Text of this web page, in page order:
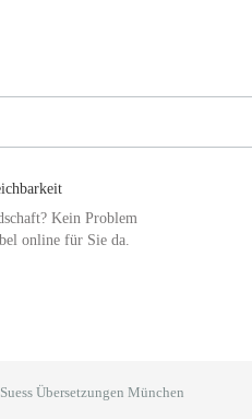
Kein Problem
online für Sie da.
Übersetzungen München